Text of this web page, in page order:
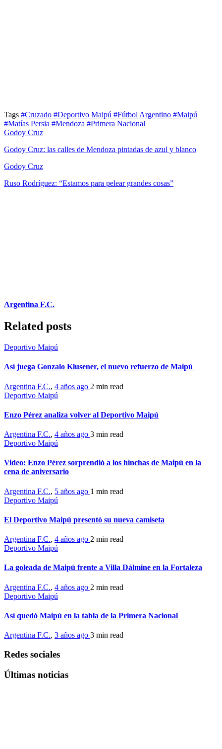
Tags #Cruzado #Deportivo Maipú #Fútbol Argentino #Maipú
#Matías Persia #Mendoza #Primera Nacional
Godoy Cruz
Godoy Cruz: las calles de Mendoza pintadas de azul y blanco
Godoy Cruz
Ruso Rodríguez: “Estamos para pelear grandes cosas”
Argentina F.C.
Related posts
Deportivo Maipú
Así juega Gonzalo Klusener, el nuevo refuerzo de Maipú
Argentina F.C., 4 años ago 2 min read
Deportivo Maipú
Enzo Pérez analiza volver al Deportivo Maipú
Argentina F.C., 4 años ago 3 min read
Deportivo Maipú
Video: Enzo Pérez sorprendió a los hinchas de Maipú en la
cena de aniversario
Argentina F.C., 5 años ago 1 min read
Deportivo Maipú
El Deportivo Maipú presentó su nueva camiseta
Argentina F.C., 4 años ago 2 min read
Deportivo Maipú
La goleada de Maipú frente a Villa Dálmine en la Fortaleza
Argentina F.C., 4 años ago 2 min read
Deportivo Maipú
Así quedó Maipú en la tabla de la Primera Nacional
Argentina F.C., 3 años ago 3 min read
Redes sociales
Últimas noticias